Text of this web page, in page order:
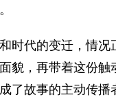
代的变迁，情况
貌，再带着这份
了故事的主动传播